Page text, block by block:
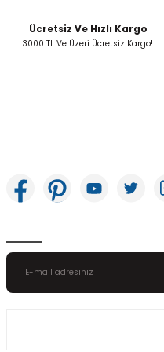
Ücretsiz Ve Hızlı Kargo
3000 TL Ve Üzeri Ücretsiz Kargo!